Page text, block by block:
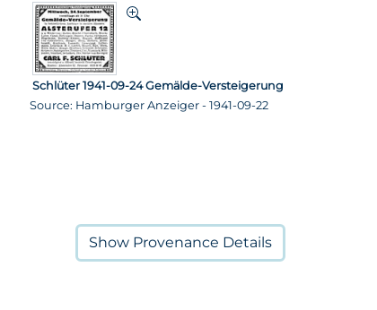
Schlüter 1941-09-24 Gemälde-Versteigerung
Source: Hamburger Anzeiger - 1941-09-22
Show Provenance Details